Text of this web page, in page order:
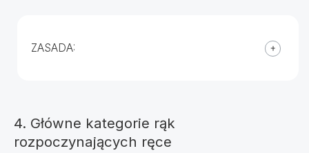
ZASADA:
4. Główne kategorie rąk
rozpoczynających ręce